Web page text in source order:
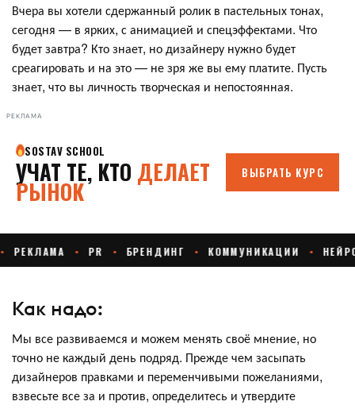
Вчера вы хотели сдержанный ролик в пастельных тонах,
сегодня — в ярких, с анимацией и спецэффектами. Что
будет завтра? Кто знает, но дизайнеру нужно будет
среагировать и на это — не зря же вы ему платите. Пусть
знает, что вы личность творческая и непостоянная.
РЕКЛАМА
Как надо:
Мы все развиваемся и можем менять своё мнение, но
точно не каждый день подряд. Прежде чем засыпать
дизайнеров правками и переменчивыми пожеланиями,
взвесьте все за и против, определитесь и утвердите